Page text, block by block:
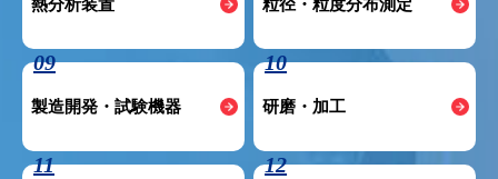
熱分析装置 粒径・粒度分布測定
09
製造開発・試験機器
10
研磨・加工
11 12